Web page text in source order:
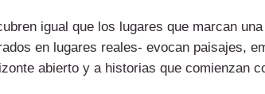
igual que los lugares que marcan
en lugares reales- evocan paisajes,
abierto y a historias que comienzan